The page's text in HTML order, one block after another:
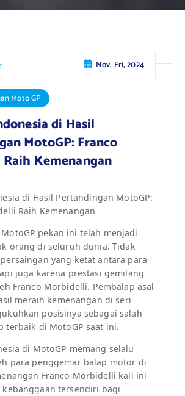
Nov, Fri, 2024
Moto GP
di Hasil
MotoGP: Franco
Kemenangan
di Hasil Pertandingan MotoGP:
Raih Kemenangan
pekan ini telah menjadi
orang di seluruh dunia. Tidak
yang ketat antara para
juga karena prestasi gemilang
Franco Morbidelli. Pembalap asal
meraih kemenangan di seri
posisinya sebagai salah
terbaik di MotoGP saat ini.
di MotoGP memang selalu
para penggemar balap motor di
Franco Morbidelli kali ini
tersendiri bagi